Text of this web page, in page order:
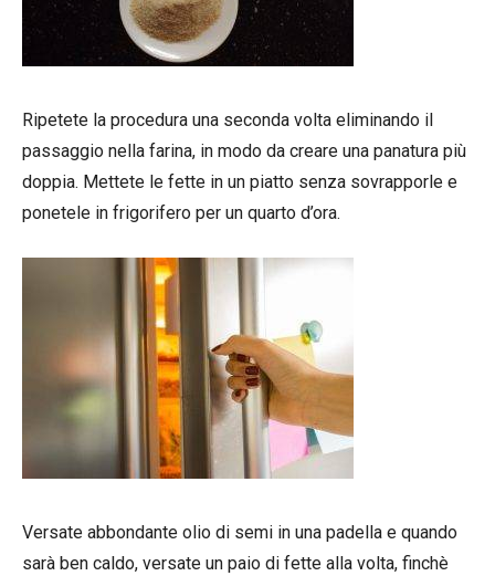
Ripetete la procedura una seconda volta eliminando il
passaggio nella farina, in modo da creare una panatura più
doppia. Mettete le fette in un piatto senza sovrapporle e
ponetele in frigorifero per un quarto d’ora.
Versate abbondante olio di semi in una padella e quando
sarà ben caldo, versate un paio di fette alla volta, finchè